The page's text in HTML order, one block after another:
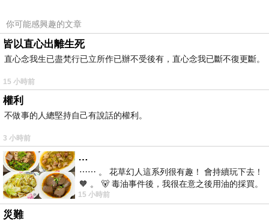
Christmas comes to town》，有一句歌詞唱著
「All the things I've heard about, but never
really see」，正是小男孩心中的懷疑。可是我不
太信「Seeing is believing」這句話，就跟電影
裡面要傳達的意念一樣，覺得「Believing is
seeing」，只要我相信的東西，就有可能是存在
的。
所以我相信Josh Groban唱的主題曲
《Believe》。
你可能感興趣的文章
皆以直心出離生死
直心念我生已盡梵行已立所作已辦不受後有，直心念我已斷不復更斷。
15 小時前
權利
不做事的人總堅持自己有說話的權利。
3 小時前
…
⋯⋯ 。 花草幻人這系列很有趣！ 會持續玩下去！
🧡 。 🐻 毒油事件後，我很在意之後用油的採買。
前天購買了我之前就很愛
15 小時前
災難